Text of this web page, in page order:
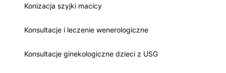
Konizacja szyjki macicy
Konsultacje i leczenie wenerologiczne
Konsultacje ginekologiczne dzieci z USG